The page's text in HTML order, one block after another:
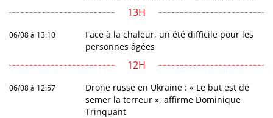
13H
06/08 à 13:10
Face à la chaleur, un été difficile pour les
personnes âgées
12H
06/08 à 12:57
Drone russe en Ukraine : « Le but est de
semer la terreur », affirme Dominique
Trinquant